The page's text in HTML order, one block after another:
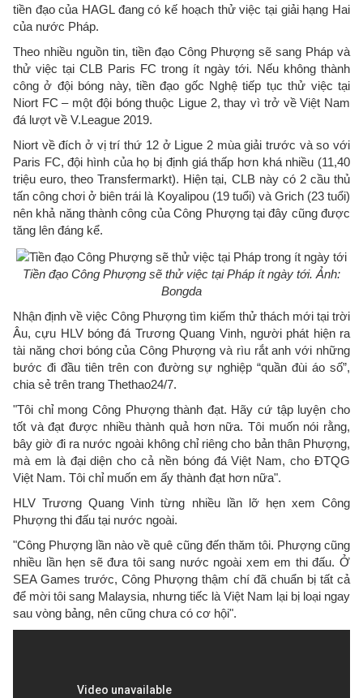
tiền đạo của HAGL đang có kế hoạch thử việc tại giải hạng Hai
của nước Pháp.
Theo nhiều nguồn tin, tiền đạo Công Phượng sẽ sang Pháp và
thử việc tại CLB Paris FC trong ít ngày tới. Nếu không thành
công ở đội bóng này, tiền đạo gốc Nghệ tiếp tục thử việc tại
Niort FC – một đội bóng thuộc Ligue 2, thay vì trở về Việt Nam
đá lượt về V.League 2019.
Niort về đích ở vị trí thứ 12 ở Ligue 2 mùa giải trước và so với
Paris FC, đội hình của họ bị định giá thấp hơn khá nhiều (11,40
triệu euro, theo Transfermarkt). Hiện tại, CLB này có 2 cầu thủ
tấn công chơi ở biên trái là Koyalipou (19 tuổi) và Grich (23 tuổi)
nên khả năng thành công của Công Phượng tại đây cũng được
tăng lên đáng kể.
Tiền đạo Công Phượng sẽ thử việc tại Pháp ít ngày tới. Ảnh:
Bongda
Nhận định về việc Công Phượng tìm kiếm thử thách mới tại trời
Âu, cựu HLV bóng đá Trương Quang Vinh, người phát hiện ra
tài năng chơi bóng của Công Phượng và rìu rắt anh với những
bước đi đầu tiên trên con đường sự nghiệp “quần đùi áo số”,
chia sẻ trên trang Thethao24/7.
"Tôi chỉ mong Công Phượng thành đạt. Hãy cứ tập luyện cho
tốt và đạt được nhiều thành quả hơn nữa. Tôi muốn nói rằng,
bây giờ đi ra nước ngoài không chỉ riêng cho bản thân Phượng,
mà em là đại diện cho cả nền bóng đá Việt Nam, cho ĐTQG
Việt Nam. Tôi chỉ muốn em ấy thành đạt hơn nữa".
HLV Trương Quang Vinh từng nhiều lần lỡ hẹn xem Công
Phượng thi đấu tại nước ngoài.
"Công Phượng lần nào về quê cũng đến thăm tôi. Phượng cũng
nhiều lần hẹn sẽ đưa tôi sang nước ngoài xem em thi đấu. Ở
SEA Games trước, Công Phượng thậm chí đã chuẩn bị tất cả
để mời tôi sang Malaysia, nhưng tiếc là Việt Nam lại bị loại ngay
sau vòng bảng, nên cũng chưa có cơ hội".